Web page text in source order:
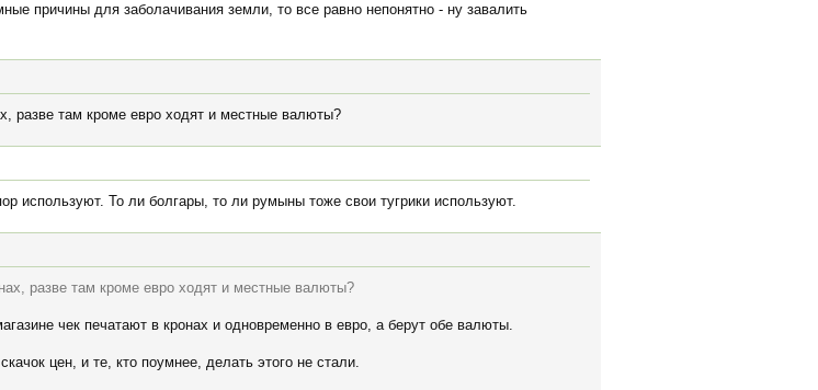
причины для заболачивания земли, то все равно непонятно - ну завалить
разве там кроме евро ходят и местные валюты?
используют. То ли болгары, то ли румыны тоже свои тугрики используют.
разве там кроме евро ходят и местные валюты?
чек печатают в кронах и одновременно в евро, а берут обе валюты.
цен, и те, кто поумнее, делать этого не стали.